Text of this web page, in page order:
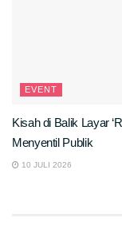
EVENT
Kisah di Balik Layar
Menyentil Publik
10 JULI 2026